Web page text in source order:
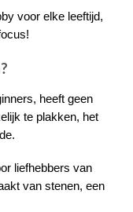
voor elke leeftijd,
heeft geen
te plakken, het
liefhebbers van
van stenen, een